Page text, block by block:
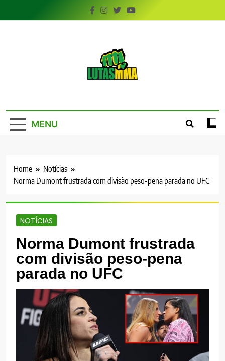
to
MENU
Home
Notícias
Norma Dumont frustrada com divisão peso-pena parada no UFC
NOTÍCIAS
Norma Dumont frustrada
com divisão peso-pena
parada no UFC